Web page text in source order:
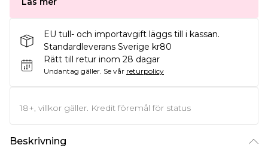
EU tull- och importavgift läggs till i kassan.
Standardleverans Sverige kr80
Rätt till retur inom 28 dagar
Undantag gäller. Se vår returpolicy
18+, villkor gäller. Kredit föremål för status
Beskrivning